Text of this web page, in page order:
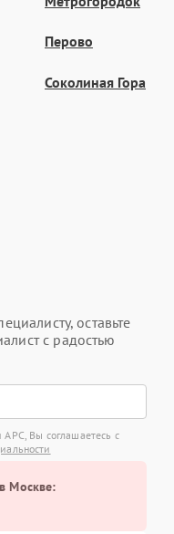
Перово
Соколиная Гора
оставьте
с радостью
Вы соглашаетесь с
Москве: